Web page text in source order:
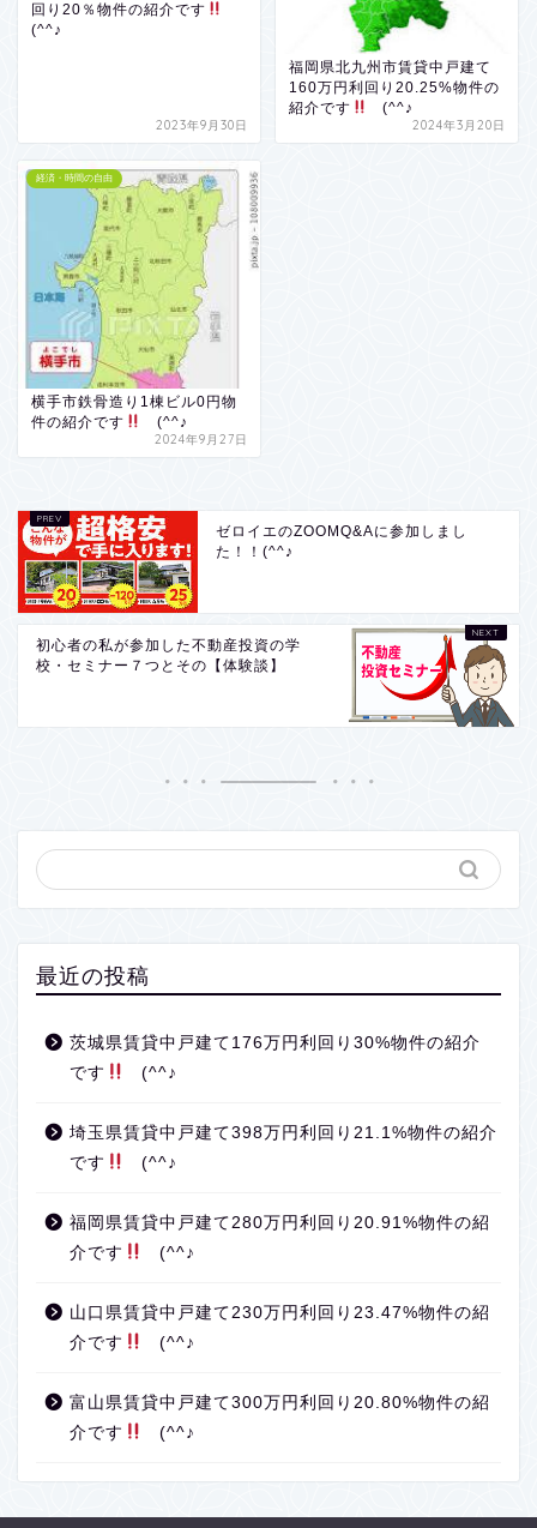
回り20％物件の紹介です
(^^♪
2023年9月30日
福岡県北九州市賃貸中戸建て
160万円利回り20.25%物件の
紹介です
(^^♪
2024年3月20日
経済・時間の自由
横手市鉄骨造り1棟ビル0円物
件の紹介です
(^^♪
2024年9月27日
ゼロイエのZOOMQ&Aに参加しまし
た！！(^^♪
初心者の私が参加した不動産投資の学
校・セミナー７つとその【体験談】
最近の投稿
茨城県賃貸中戸建て176万円利回り30%物件の紹介
です
(^^♪
埼玉県賃貸中戸建て398万円利回り21.1%物件の紹介
です
(^^♪
福岡県賃貸中戸建て280万円利回り20.91%物件の紹
介です
(^^♪
山口県賃貸中戸建て230万円利回り23.47%物件の紹
介です
(^^♪
富山県賃貸中戸建て300万円利回り20.80%物件の紹
介です
(^^♪